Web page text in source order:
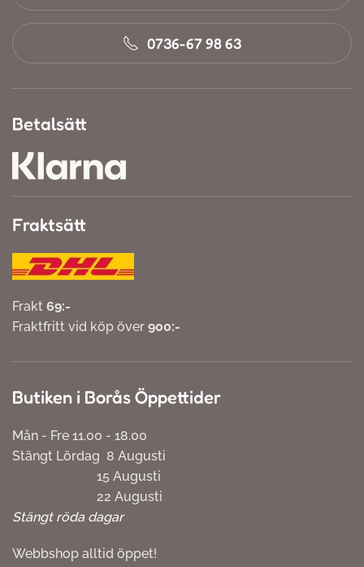
0736-67 98 63
Betalsätt
Fraktsätt
Frakt 69:-
Fraktfritt vid köp över 900:-
Butiken i Borås Öppettider
Mån - Fre 11.00 - 18.00
Stängt Lördag 8 Augusti
15 Augusti
22 Augusti
Stängt röda dagar
Webbshop alltid öppet!